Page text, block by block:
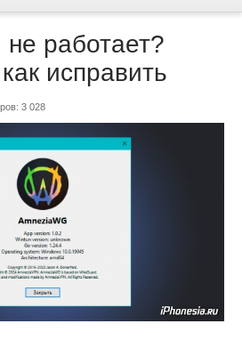
работает?
исправить
3 028